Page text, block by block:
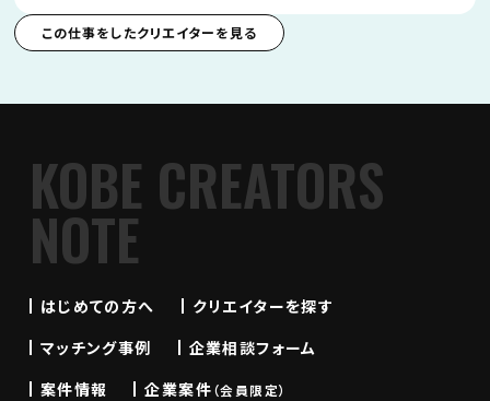
この仕事をしたクリエイターを見る
KOBE CREATORS
NOTE
はじめての方へ
クリエイターを探す
マッチング事例
企業相談フォーム
案件情報
企業案件（会員限定）